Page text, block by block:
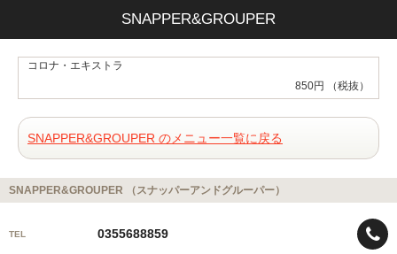
SNAPPER&GROUPER
コロナ・エキストラ
850円 （税抜）
SNAPPER&GROUPER のメニュー一覧に戻る
SNAPPER&GROUPER （スナッパーアンドグルーパー）
TEL 0355688859